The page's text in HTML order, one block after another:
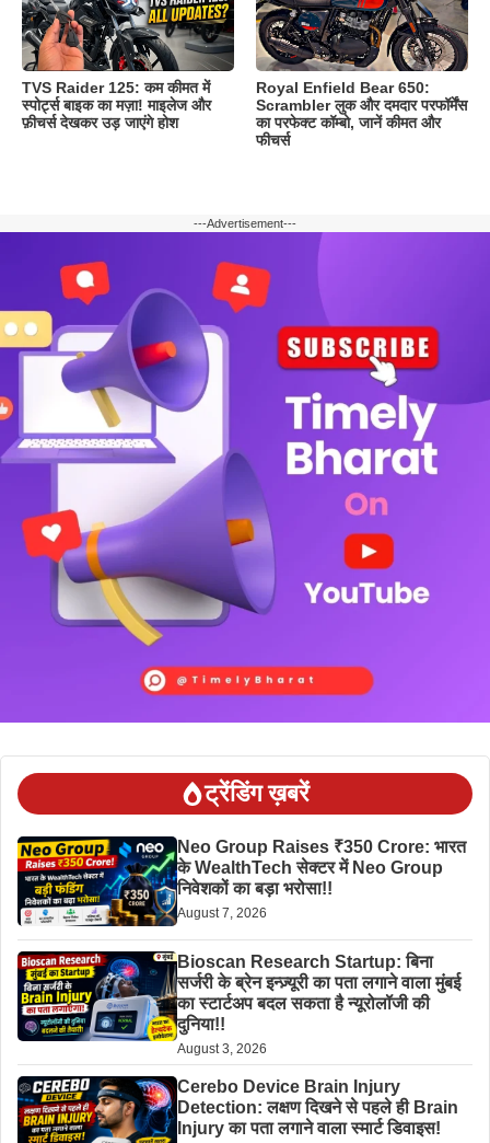
TVS Raider 125: कम कीमत में
स्पोर्ट्स बाइक का मज़ा! माइलेज और
फ़ीचर्स देखकर उड़ जाएंगे होश
Royal Enfield Bear 650:
Scrambler लुक और दमदार परफॉर्मेंस
का परफेक्ट कॉम्बो, जानें कीमत और
फीचर्स
---Advertisement---
ट्रेंडिंग ख़बरें
Neo Group Raises ₹350 Crore: भारत
के WealthTech सेक्टर में Neo Group
निवेशकों का बड़ा भरोसा!!
August 7, 2026
Bioscan Research Startup: बिना
सर्जरी के ब्रेन इन्ज़्यूरी का पता लगाने वाला मुंबई
का स्टार्टअप बदल सकता है न्यूरोलॉजी की
दुनिया!!
August 3, 2026
Cerebo Device Brain Injury
Detection: लक्षण दिखने से पहले ही Brain
Injury का पता लगाने वाला स्मार्ट डिवाइस!